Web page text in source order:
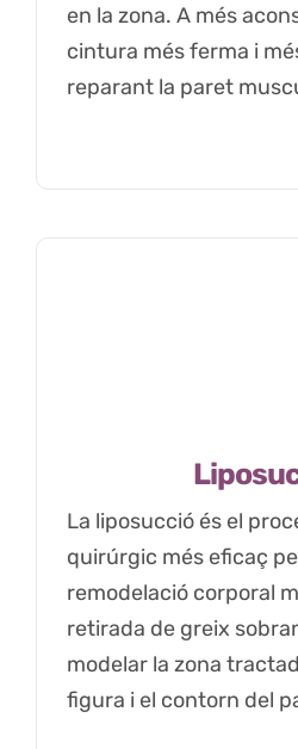
en la zona. A més
cintura més ferma i
reparant la paret
La liposucció és el
quirúrgic més eficaç
remodelació corporal
retirada de greix
modelar la zona
figura i el contorn del